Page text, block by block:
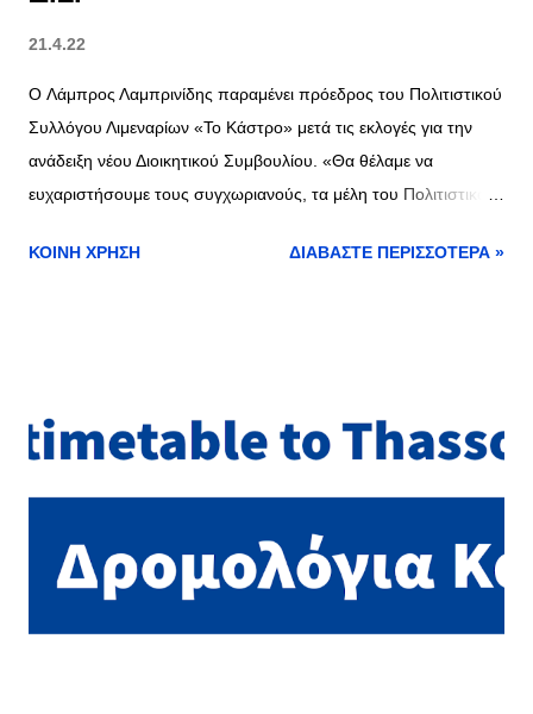
21.4.22
O Λάμπρος Λαμπρινίδης παραμένει πρόεδρος του Πολιτιστικού
Συλλόγου Λιμεναρίων «Το Κάστρο» μετά τις εκλογές για την
ανάδειξη νέου Διοικητικού Συμβουλίου. «Θα θέλαμε να
ευχαριστήσουμε τους συγχωριανούς, τα μέλη του Πολιτιστικού
εκλογές για την ανάδειξη νέου Διοικητικού Συμβουλίου. Από την
Λαμπρινίδης Αντιπρόεδρος: Στέλιος Στρατηγέντας Γραμματέας:
Γιώτα Καρτάλη Ταμίας: Αγγελική Καρδαμελίτη – Φραγκίδου
Μέλος: Αναστασία Τσώμου Αναπλ: Σωτήρης Πασσάς.
Λοβούλου - Ιωάννα Διακουμή Αναπλ: Αθανάσιος Κυδώνης.
πηγή
ΚΟΙΝΉ ΧΡΉΣΗ ΔΙΑΒΆΣΤΕ ΠΕΡΙΣΣΌΤΕΡΑ »